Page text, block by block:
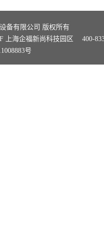
备有限公司 版权所有
上海企福新尚科技园区 400-
号